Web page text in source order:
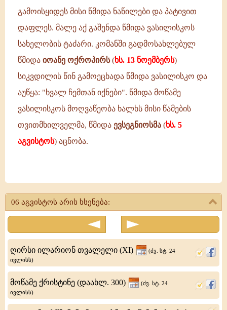
გამოისყიდეს მისი წმიდა ნაწილები და პატივით
დაფლეს. მალე აქ გაშენდა წმიდა ვასილისკოს
სახელობის ტაძარი. კომანში გადმოსახლებულ
წმიდა იოანე ოქროპირს(ხს. 13 ნოემბერს)
სიკვდილის წინ გამოეცხადა წმიდა ვასილისკო და
აუწყა: "ხვალ ჩემთან იქნები". წმიდა მოწამე
ვასილისკოს მოღვაწეობა ხალხს მისი წამების
თვითმხილველმა, წმიდა ევსეგნიოსმა (ხს. 5
აგვისტოს) აცნობა.
ვასილისკო
წმიდა
დიდმოწამე
თეოდორე
ტირონის
(ხს.
06 აგვისტოს არის ხსენება:
ღირსი ილარიონ თვალელი (XI)
(ძვ. სტ. 24
ივლისს)
მოწამე ქრისტინე (დაახლ. 300)
(ძვ. სტ. 24
ივლისს)